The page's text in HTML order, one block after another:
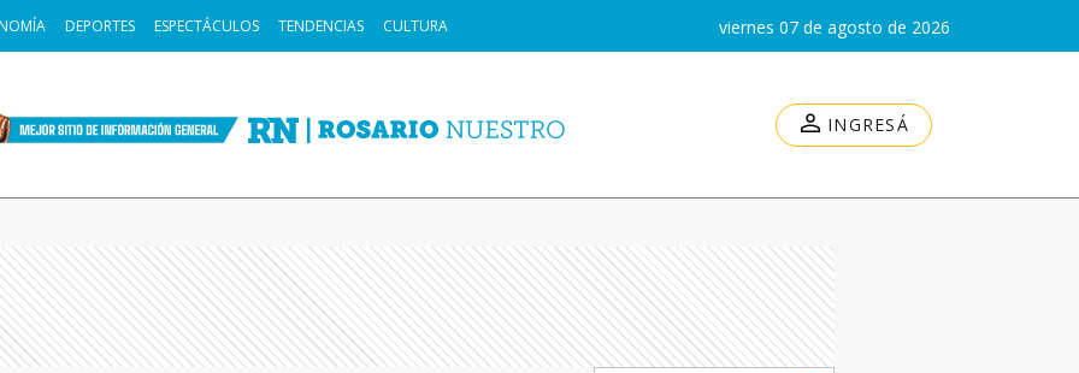
DEPORTES ESPECTÁCULOS TENDENCIAS CULTURA viernes 07 de agosto de 2026
INGRESÁ